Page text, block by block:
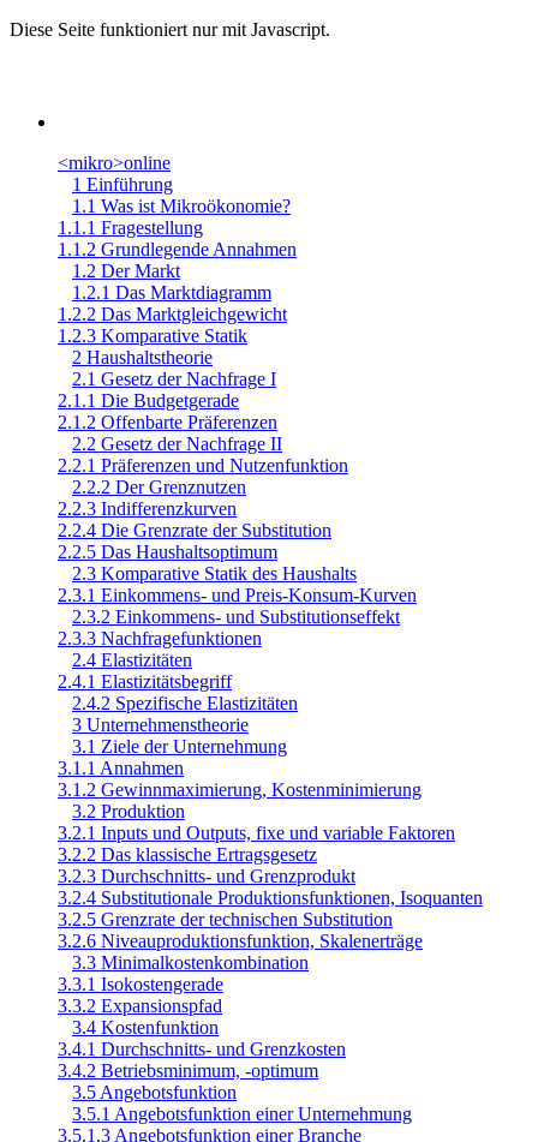
Diese Seite funktioniert nur mit Javascript.
<mikro>online
1 Einführung
1.1 Was ist Mikroökonomie?
1.1.1 Fragestellung
1.1.2 Grundlegende Annahmen
1.2 Der Markt
1.2.1 Das Marktdiagramm
1.2.2 Das Marktgleichgewicht
1.2.3 Komparative Statik
2 Haushaltstheorie
2.1 Gesetz der Nachfrage I
2.1.1 Die Budgetgerade
2.1.2 Offenbarte Präferenzen
2.2 Gesetz der Nachfrage II
2.2.1 Präferenzen und Nutzenfunktion
2.2.2 Der Grenznutzen
2.2.3 Indifferenzkurven
2.2.4 Die Grenzrate der Substitution
2.2.5 Das Haushaltsoptimum
2.3 Komparative Statik des Haushalts
2.3.1 Einkommens- und Preis-Konsum-Kurven
2.3.2 Einkommens- und Substitutionseffekt
2.3.3 Nachfragefunktionen
2.4 Elastizitäten
2.4.1 Elastizitätsbegriff
2.4.2 Spezifische Elastizitäten
3 Unternehmenstheorie
3.1 Ziele der Unternehmung
3.1.1 Annahmen
3.1.2 Gewinnmaximierung, Kostenminimierung
3.2 Produktion
3.2.1 Inputs und Outputs, fixe und variable Faktoren
3.2.2 Das klassische Ertragsgesetz
3.2.3 Durchschnitts- und Grenzprodukt
3.2.4 Substitutionale Produktionsfunktionen, Isoquanten
3.2.5 Grenzrate der technischen Substitution
3.2.6 Niveauproduktionsfunktion, Skalenerträge
3.3 Minimalkostenkombination
3.3.1 Isokostengerade
3.3.2 Expansionspfad
3.4 Kostenfunktion
3.4.1 Durchschnitts- und Grenzkosten
3.4.2 Betriebsminimum, -optimum
3.5 Angebotsfunktion
3.5.1 Angebotsfunktion einer Unternehmung
3.5.1.3 Angebotsfunktion einer Branche